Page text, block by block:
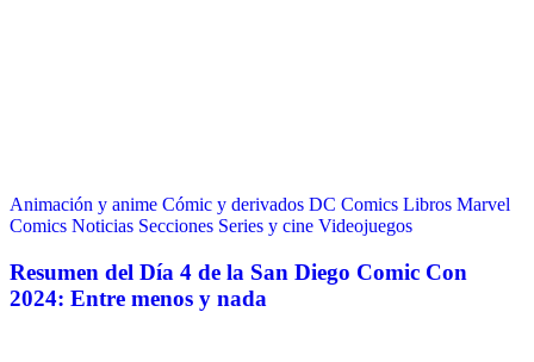
Animación y anime Cómic y derivados DC Comics Libros Marvel
Comics Noticias Secciones Series y cine Videojuegos
Resumen del Día 4 de la San Diego Comic Con
2024: Entre menos y nada